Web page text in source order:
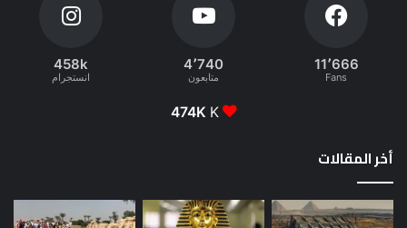
11٬666
Fans
4٬740
متابعون
458k
انستجرام
474K K
أخر المقالات